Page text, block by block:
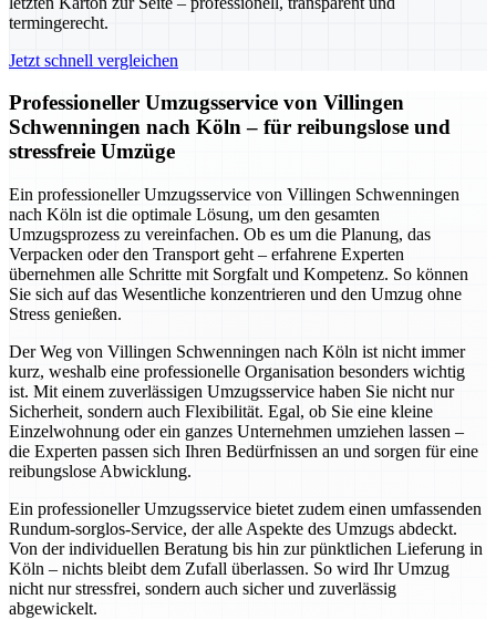
termingerecht.
Jetzt schnell vergleichen
Professioneller Umzugsservice von Villingen
Schwenningen nach Köln – für reibungslose und
stressfreie Umzüge
Ein professioneller Umzugsservice von Villingen Schwenningen
nach Köln ist die optimale Lösung, um den gesamten
Umzugsprozess zu vereinfachen. Ob es um die Planung, das
Verpacken oder den Transport geht – erfahrene Experten
übernehmen alle Schritte mit Sorgfalt und Kompetenz. So können
Sie sich auf das Wesentliche konzentrieren und den Umzug ohne
Stress genießen.
Der Weg von Villingen Schwenningen nach Köln ist nicht immer
kurz, weshalb eine professionelle Organisation besonders wichtig
ist. Mit einem zuverlässigen Umzugsservice haben Sie nicht nur
Sicherheit, sondern auch Flexibilität. Egal, ob Sie eine kleine
Einzelwohnung oder ein ganzes Unternehmen umziehen lassen –
die Experten passen sich Ihren Bedürfnissen an und sorgen für eine
reibungslose Abwicklung.
Ein professioneller Umzugsservice bietet zudem einen umfassenden
Rundum-sorglos-Service, der alle Aspekte des Umzugs abdeckt.
Von der individuellen Beratung bis hin zur pünktlichen Lieferung in
Köln – nichts bleibt dem Zufall überlassen. So wird Ihr Umzug
nicht nur stressfrei, sondern auch sicher und zuverlässig
abgewickelt.